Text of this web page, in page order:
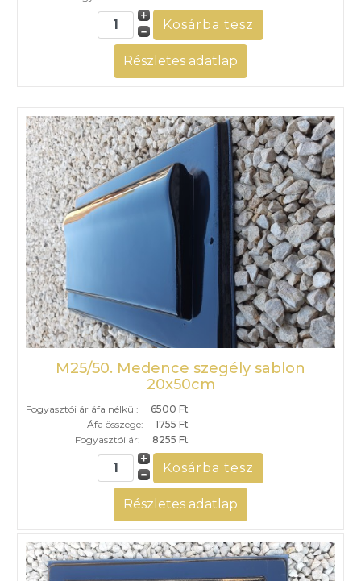
Részletes adatlap
M25/50. Medence szegély sablon
20x50cm
Fogyasztói ár áfa nélkül:
6500 Ft
Áfa összege:
1755 Ft
Fogyasztói ár:
8255 Ft
Részletes adatlap